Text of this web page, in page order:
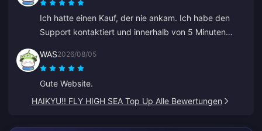
Ich hatte einen Kauf, der nie ankam. Ich habe den
Support kontaktiert und innerhalb von 5 Minuten
Wallet. Sehr professionell und höflich. Ich empfehle
diesen Ort jedem für Aufladungen.
WAS2026/08/05
Gute Website.
HAIKYU!! FLY HIGH SEA Top Up Alle Bewertungen